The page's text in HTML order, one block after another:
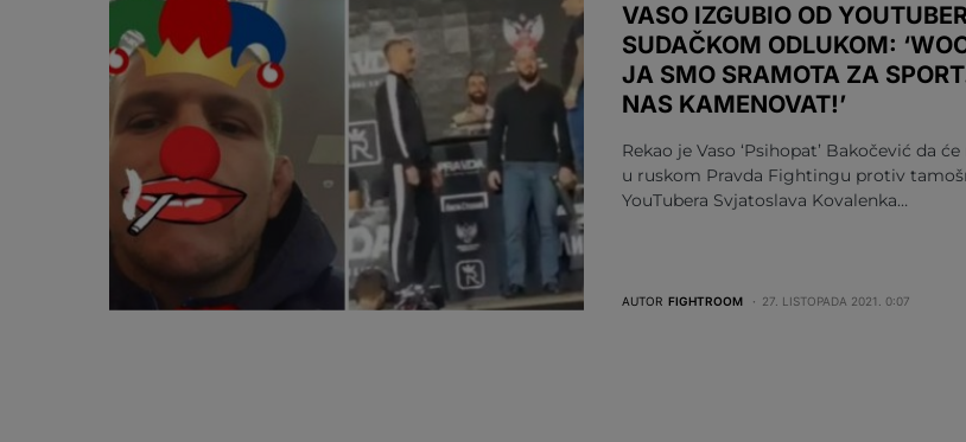
VASO IZGUBIO OD
SUDAČKOM ODLUKOM:
JA SMO SRAMOTA ZA
NAS KAMENOVAT!’
Rekao je Vaso ‘Psihopat’ Bakočević da
u ruskom Pravda Fightingu protiv
YouTubera Svjatoslava Kovalenka…
AUTOR FIGHTROOM 27. LISTOPADA 2021. 0:07